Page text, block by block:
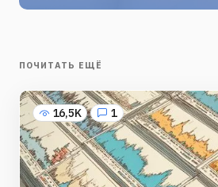
ПОЧИТАТЬ ЕЩЁ
16,5K 1